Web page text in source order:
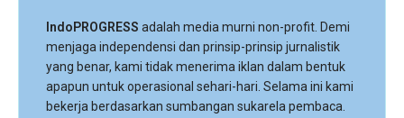
IndoPROGRESS adalah media murni non-profit. Demi
menjaga independensi dan prinsip-prinsip jurnalistik
yang benar, kami tidak menerima iklan dalam bentuk
apapun untuk operasional sehari-hari. Selama ini kami
bekerja berdasarkan sumbangan sukarela pembaca.